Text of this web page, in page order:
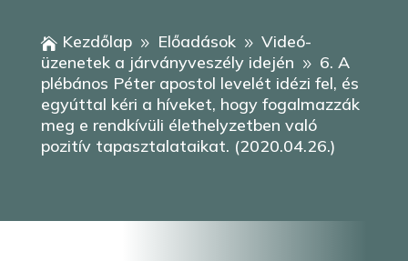
 Kezdőlap 9 Előadások 9 Videó-
üzenetek a járványveszély idején
9 6. A
plébános Péter apostol levelét idézi fel, és
egyúttal kéri a híveket, hogy fogalmazzák
meg e rendkívüli élethelyzetben való
pozitív tapasztalataikat. (2020.04.26.)